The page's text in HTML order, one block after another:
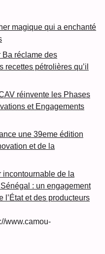
magique qui a enchanté
Ba réclame des
recettes pétrolières qu’il
réinvente les Phases
et Engagements
une 39eme édition
et de la
incontournable de la
: un engagement
l’État et des producteurs
www.camou-